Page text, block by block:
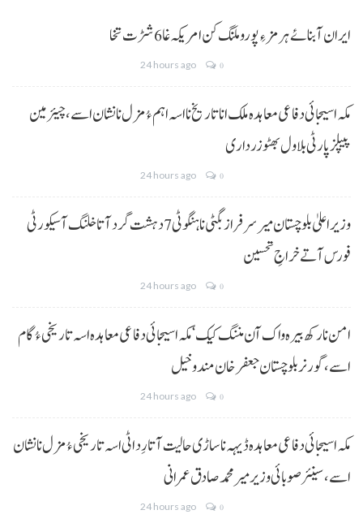
ایران آبنائے ہرمز ءِ پورو ملنگ کن امریکہ غا 6 شڑت تخا
24 hours ago 0
مکہ اسیجائی دفاعی معاہدہ ملک انا تاریخ نا اسہ اہم ءُ مزل نا نشان اسے، چیئرمین
پیپلز پارٹی بلاول بھٹو زرداری
24 hours ago 0
وزیراعلیٰ بلوچستان میر سرفراز بگٹی نا ہنگو ٹی 7 دہشت گرد آتا خلنگ آ سیکورٹی
فورس آتے خراجِ تحسین
24 hours ago 0
امن نا رکھ بیرہ واک آن مننگ کیک‘ مکہ اسیجائی دفاعی معاہدہ اسہ تاریخی ءُ گام
اسے،گورنر بلوچستان جعفر خان مندوخیل
24 hours ago 0
مکہ اسیجائی دفاعی معاہدہ ڈیہہ نا ساڑی حالیت آتا رِد اٹی اسہ تاریخی ءُ مزل نا نشان
اسے،سینئر صوبائی وزیر میر محمد صادق عمرانی
24 hours ago 0